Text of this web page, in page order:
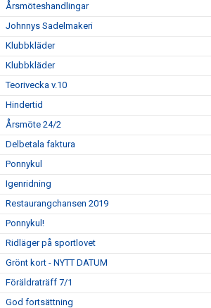
Årsmöteshandlingar
Johnnys Sadelmakeri
Klubbkläder
Klubbkläder
Teorivecka v.10
Hindertid
Årsmöte 24/2
Delbetala faktura
Ponnykul
Igenridning
Restaurangchansen 2019
Ponnykul!
Ridläger på sportlovet
Grönt kort - NYTT DATUM
Föräldraträff 7/1
God fortsättning